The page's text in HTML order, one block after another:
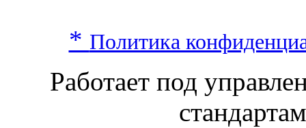
* Политика
Работает под